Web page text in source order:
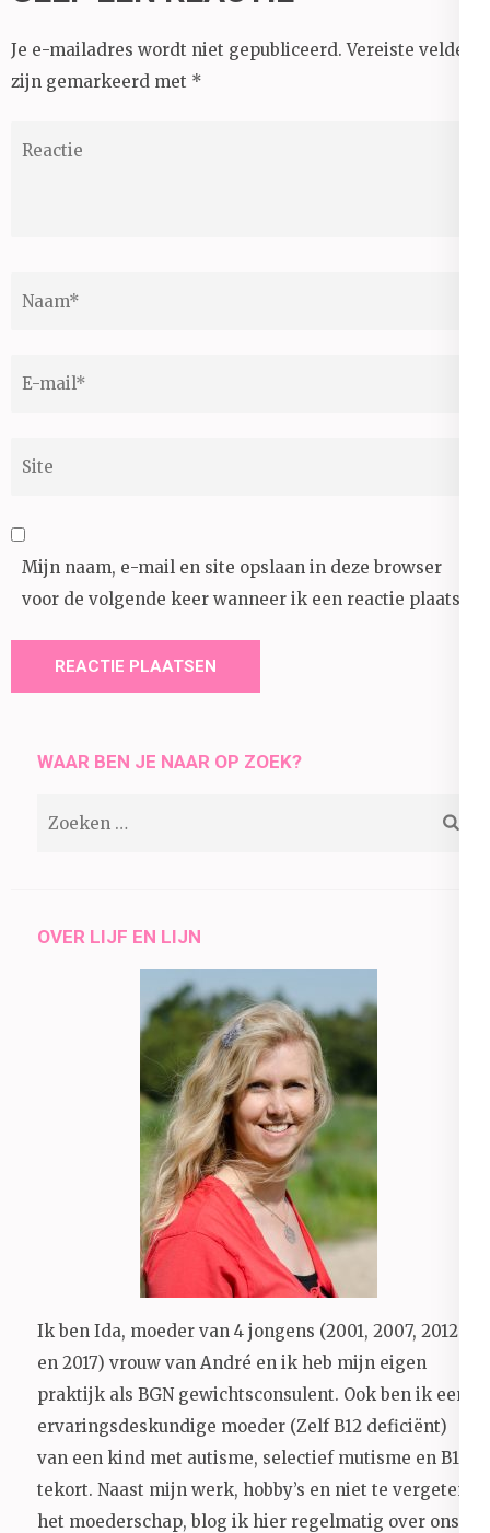
Je e-mailadres wordt niet gepubliceerd. Vereiste velden
zijn gemarkeerd met *
Mijn naam, e-mail en site opslaan in deze browser
voor de volgende keer wanneer ik een reactie plaats.
WAAR BEN JE NAAR OP ZOEK?
OVER LIJF EN LIJN
Ik ben Ida, moeder van 4 jongens (2001, 2007, 2012
en 2017) vrouw van André en ik heb mijn eigen
praktijk als BGN gewichtsconsulent. Ook ben ik een
ervaringsdeskundige moeder (Zelf B12 deficiënt)
van een kind met autisme, selectief mutisme en B12
tekort. Naast mijn werk, hobby’s en niet te vergeten
het moederschap, blog ik hier regelmatig over ons